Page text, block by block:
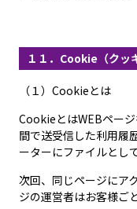
１１．Cookie（クッ
（１）Cookieとは
CookieとはWEBペー
間で送受信した利用履
ーターにファイルとし
次回、同じページにア
ジの運営者はお客様ご